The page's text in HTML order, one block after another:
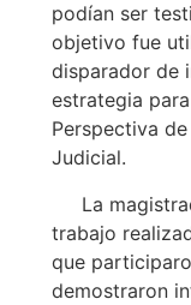
podían ser
objetivo fue
disparador de
estrategia
Perspectiva
Judicial.
La
trabajo
que
demostraron